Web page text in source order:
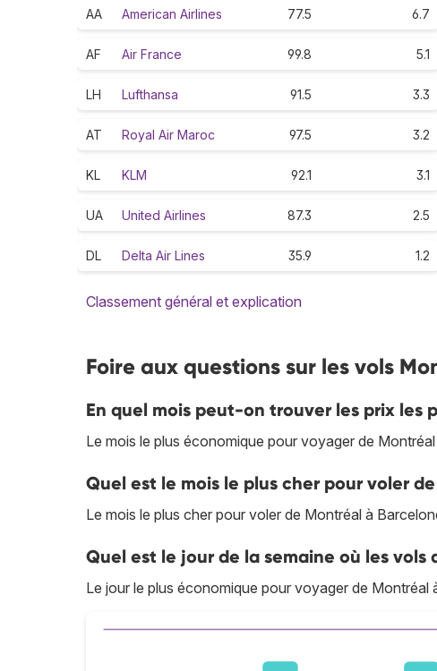
AA American Airlines 77.5 6.7
AF Air France 99.8 5.1
LH Lufthansa 91.5 3.3
AT Royal Air Maroc 97.5 3.2
KL KLM 92.1 3.1
UA United Airlines 87.3 2.5
DL Delta Air Lines 35.9 1.2
Classement général et explication
Foire aux questions sur les vols
En quel mois peut-on trouver les prix les
Le mois le plus économique pour voyager de
Quel est le mois le plus cher pour voler
Le mois le plus cher pour voler de Montréal à
Quel est le jour de la semaine où les
Le jour le plus économique pour voyager de Montréal